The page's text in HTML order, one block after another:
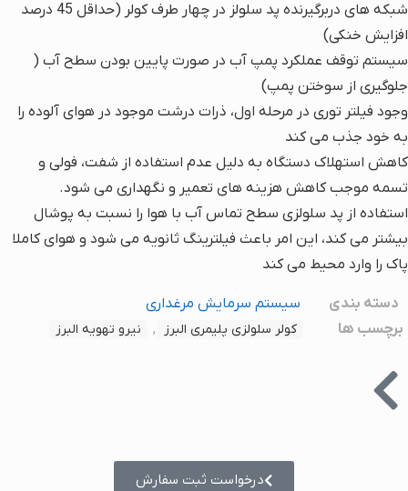
شبکه های دربرگیرنده پد سلولز در چهار طرف کولر (حداقل 45 درصد
افزایش خنکی)
سیستم توقف عملکرد پمپ آب در صورت پایین بودن سطح آب (
جلوگیری از سوختن پمپ)
وجود فیلتر توری در مرحله اول، ذرات درشت موجود در هوای آلوده را
به خود جذب می کند
کاهش استهلاک دستگاه به دلیل عدم استفاده از شفت، فولی و
تسمه موجب کاهش هزینه های تعمیر و نگهداری می شود.
استفاده از پد سلولزی سطح تماس آب با هوا را نسبت به پوشال
بیشتر می کند، این امر باعث فیلترینگ ثانویه می شود و هوای کاملا
پاک را وارد محیط می کند
دسته بندی
سیستم سرمایش مرغداری
برچسب ها
کولر سلولزی پلیمری البرز , نیرو تهویه البرز
درخواست ثبت سفارش